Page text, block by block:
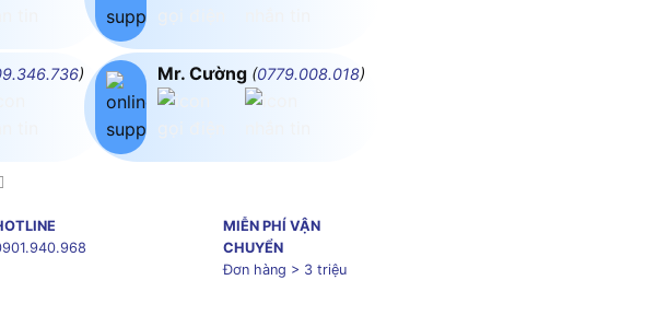
) Mr. Cường (0779.008.018)
MIỄN PHÍ VẬN
CHUYỂN
Đơn hàng > 3 triệu